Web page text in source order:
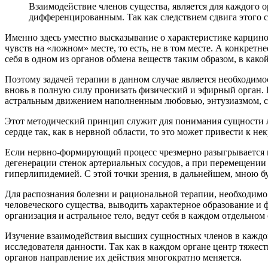
Взаимодействие членов существа, является для каждого
дифференцированным. Так как следствием сдвига этого
Именно здесь уместно высказывание о характеристике
чувств на «ложном» месте, то есть, не в том месте. А
себя в одном из органов обмена веществ таким образом, в
Поэтому задачей терапии в данном случае является
вновь в полную силу пронизать физический и эфирный
астральным движением наполненным любовью, энтузиазмом,
Этот методический принцип служит для понимания сущности
сердце так, как в нервной области, то это может привести к
Если нервно-формирующий процесс чрезмерно разыгрывается
дегенерации стенок артериальных сосудов, а при
гиперлипидемией. С этой точки зрения, в дальнейшем, мною
Для распознания болезни и рациональной терапии,
человеческого существа, выводить характерное
организация и астральное тело, ведут себя в каждом
Изучение взаимодействия высших сущностных членов в
исследователя данности. Так как в каждом органе центр
органов направление их действия многократно меняется.